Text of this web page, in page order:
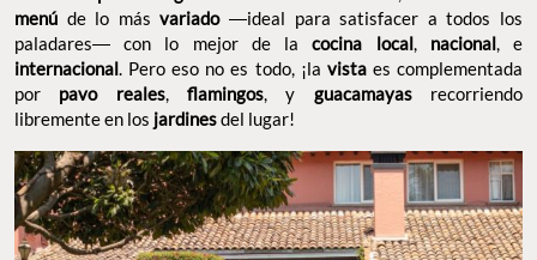
menú de lo más variado―ideal para satisfacer a todos los
paladares― con lo mejor de lacocina local, nacional, e
internacional. Pero eso no es todo, ¡la vistaes complementada
por pavo reales,flamingos, y guacamayasrecorriendo
libremente en los jardinesdel lugar!